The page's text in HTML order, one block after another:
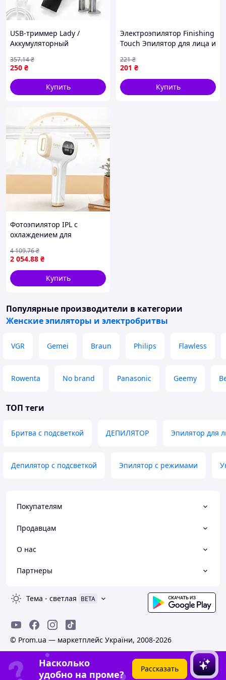
USB-триммер Lady /
Аккумуляторный
Электрический триммер
для лица / Депилятор
волос на лице
250 ₴
357.14₴
Купить
Электроэпилятор Finishing
Touch Эпилятор для лица и
201 ₴
221₴
Купить
Фотоэпилятор IPL с
охлаждением для
48 Вт KM-7106
2 054.88 ₴
4 109.76₴
Купить
Популярные производители в категории
Женские эпиляторы и электробритвы
VGR Gemei Braun Philips Flawless
Rowenta No brand Panasonic Geemy
ТОП теги
Бритва с подсветкой ДЕПИЛЯТОР Эпилятор для
Депилятор с подсветкой Эпилятор с режимами
Покупателям
Продавцам
О нас
Партнеры
Тема - светлая BETA
© Prom.ua — маркетплейс України, 2008-2026
Насколько
удобно на проме?
Рассказать